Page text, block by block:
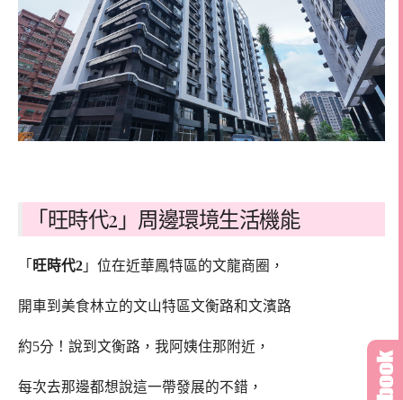
「旺時代2」周邊環境生活機能
「 旺時代2 」位在近華鳳特區的文龍商圈，
開車到美食林立的文山特區文衡路和文濱路
約5分！說到文衡路，我阿姨住那附近，
每次去那邊都想說這一帶發展的不錯，